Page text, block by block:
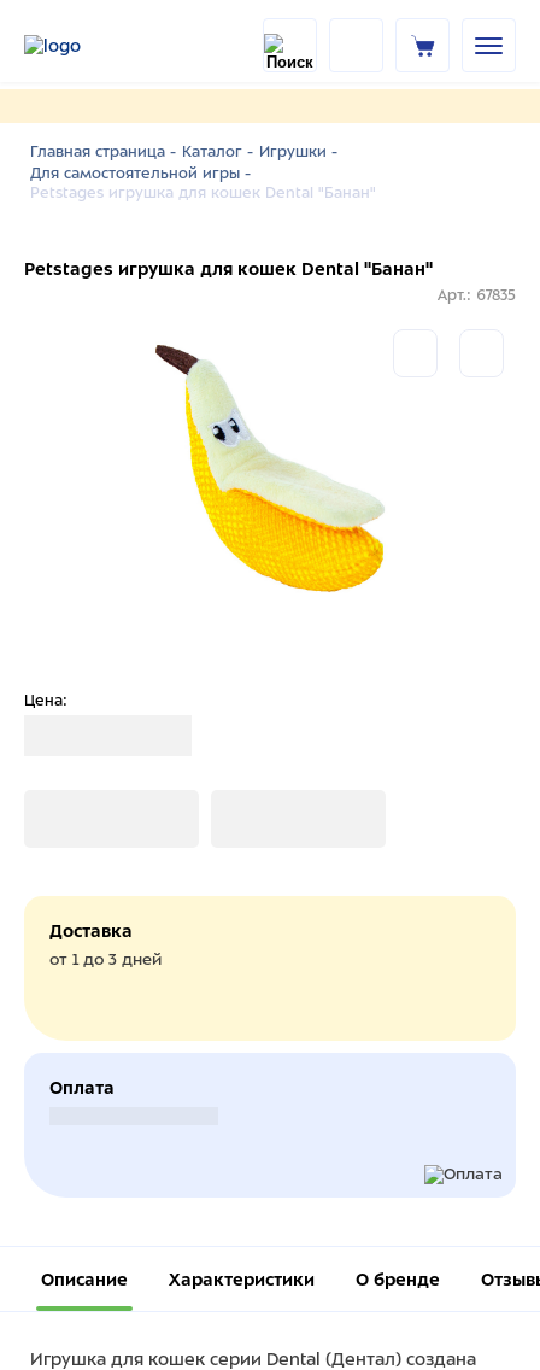
Главная страница - Каталог - Игрушки -
Для самостоятельной игры -
Petstages игрушка для кошек Dental "Банан"
Petstages игрушка для кошек Dental "Банан"
Арт.: 67835
Цена:
Доставка
от 1 до 3 дней
Оплата
Описание Характеристики О бренде
Игрушка для кошек серии Dental (Дентал) создана